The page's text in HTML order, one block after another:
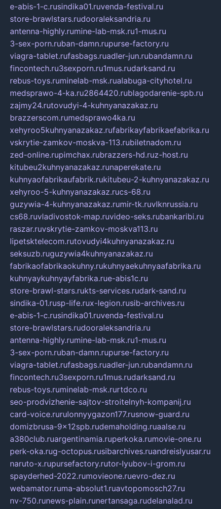
e-abis-1-c.rusindika01.ruvenda-festival.ru
store-brawlstars.rudooraleksandria.ru
antenna-highly.rumine-lab-msk.ru1-mus.ru
3-sex-porn.ruban-damn.rupurse-factory.ru
viagra-tablet.rufasbags.ruadler-jun.rubandamn.ru
fincontech.ru3sexporn.ru1mus.rudarksand.ru
rebus-toys.ruminelab-msk.rualabuga-cityhotel.ru
medsprawo-4-ka.ru2864420.rublagodarenie-spb.ru
zajmy24.rutovudyi-4-kuhnyanazakaz.ru
brazzerscom.rumedsprawo4ka.ru
xehyroo5kuhnyanazakaz.rufabrikayfabrikaefabrika.ru
vskrytie-zamkov-moskva-113.rubiletnadom.ru
zed-online.rupimchax.rubrazzers-hd.ruz-host.ru
kitubeu2kuhnyanazakaz.runaperekate.ru
kuhnyaofabrikaufabrik.rukitubeu-2-kuhnyanazakaz.ru
xehyroo-5-kuhnyanazakaz.rucs-68.ru
guzywia-4-kuhnyanazakaz.rumir-tk.ruvlknrussia.ru
cs68.ruvladivostok-map.ruvideo-seks.rubankaribi.ru
raszar.ruvskrytie-zamkov-moskva113.ru
lipetsktelecom.rutovudyi4kuhnyanazakaz.ru
seksuzb.ruguzywia4kuhnyanazakaz.ru
fabrikaofabrikaokuhny.rukuhnyaekuhnyaafabrika.ru
kuhnyaykuhnyayfabrika.rue-abis1c.ru
store-brawl-stars.rukts-services.rudark-sand.ru
sindika-01.rusp-life.rux-legion.rusib-archives.ru
e-abis-1-c.rusindika01.ruvenda-festival.ru
store-brawlstars.rudooraleksandria.ru
antenna-highly.rumine-lab-msk.ru1-mus.ru
3-sex-porn.ruban-damn.rupurse-factory.ru
viagra-tablet.rufasbags.ruadler-jun.rubandamn.ru
fincontech.ru3sexporn.ru1mus.rudarksand.ru
rebus-toys.ruminelab-msk.rurtdco.ru
seo-prodvizhenie-sajtov-stroitelnyh-kompanij.ru
card-voice.rurulonnyygazon177.rusnow-guard.ru
domizbrusa-9x12spb.rudemaholding.ruaalse.ru
a380club.ruargentinamia.ruperkoka.rumovie-one.ru
perk-oka.rug-octopus.rusibarchives.ruandreislyusar.ru
naruto-x.rupursefactory.rutor-lyubov-i-grom.ru
spayderhed-2022.rumovieone.ruevro-dez.ru
webamator.ruma-absolut1.ruavtopomosch27.ru
nv-750.runews-plain.runertansaga.rudelanalad.ru